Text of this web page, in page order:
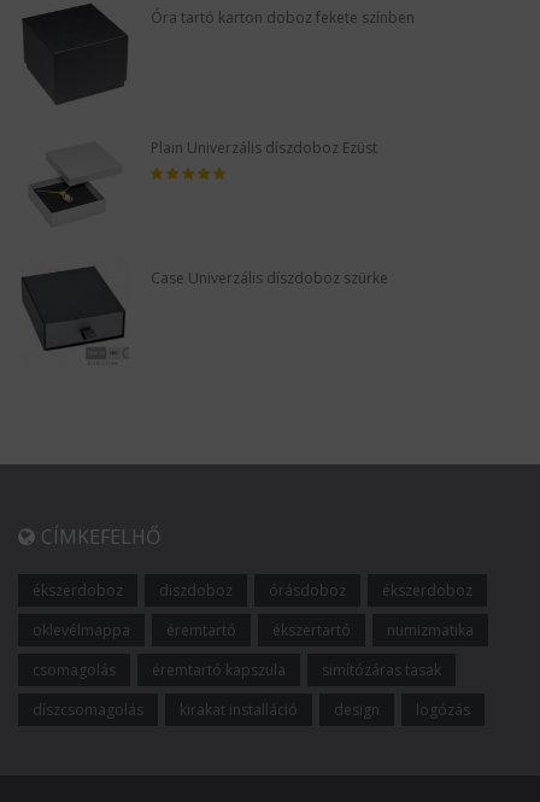
Óra tartó karton doboz fekete színben
Plain Univerzális díszdoboz Ezüst
Case Univerzális díszdoboz szürke
CÍMKEFELHŐ
ékszerdoboz diszdoboz órásdoboz
ékszerdoboz
oklevélmappa
éremtartó ékszertartó
numizmatika
csomagolás
éremtartó kapszula
simítózáras tasak
díszcsomagolás
kirakat installáció design logózás